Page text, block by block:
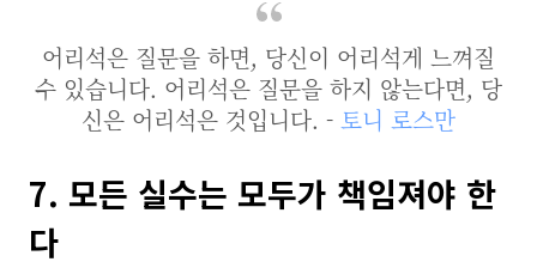
어리석은 질문을 하면, 당신이 어리석게 느껴질
수 있습니다. 어리석은 질문을 하지 않는다면, 당
신은 어리석은 것입니다. - 토니 로스만
7. 모든 실수는 모두가 책임져야 한
다